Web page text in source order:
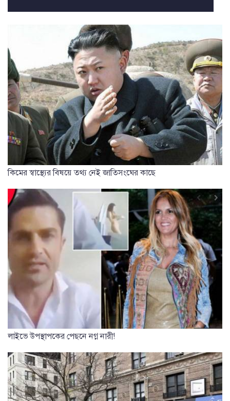
কিমের স্বাস্থ্যের বিষয়ে তথ্য নেই জাতিসংঘের কাছে
লাইভে উপস্থাপকের পেছনে নগ্ন নারী!